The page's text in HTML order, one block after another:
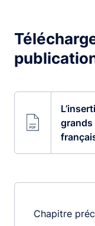
grands
Chapitre